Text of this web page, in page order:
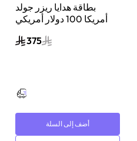
بطاقة هدايا ريزر جولد
أمريكا 100 دولار أمريكي
الإلكتروني والرسائل أسود
375
أضف إلى السلة